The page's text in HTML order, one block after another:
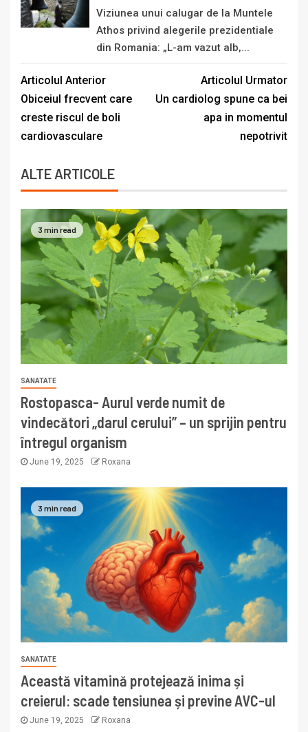
Viziunea unui calugar de la Muntele
Athos privind alegerile prezidentiale
din Romania: „L-am vazut alb,...
Articolul Anterior
Obiceiul frecvent care
creste riscul de boli
cardiovasculare
Articolul Urmator
Un cardiolog spune ca bei
apa in momentul
nepotrivit
ALTE ARTICOLE
3 min read
SANATATE
Rostopasca- Aurul verde numit de
vindecători „darul cerului” – un sprijin pentru
întregul organism
June 19, 2025 Roxana
3 min read
SANATATE
Această vitamină protejează inima și
creierul: scade tensiunea și previne AVC-ul
June 19, 2025 Roxana